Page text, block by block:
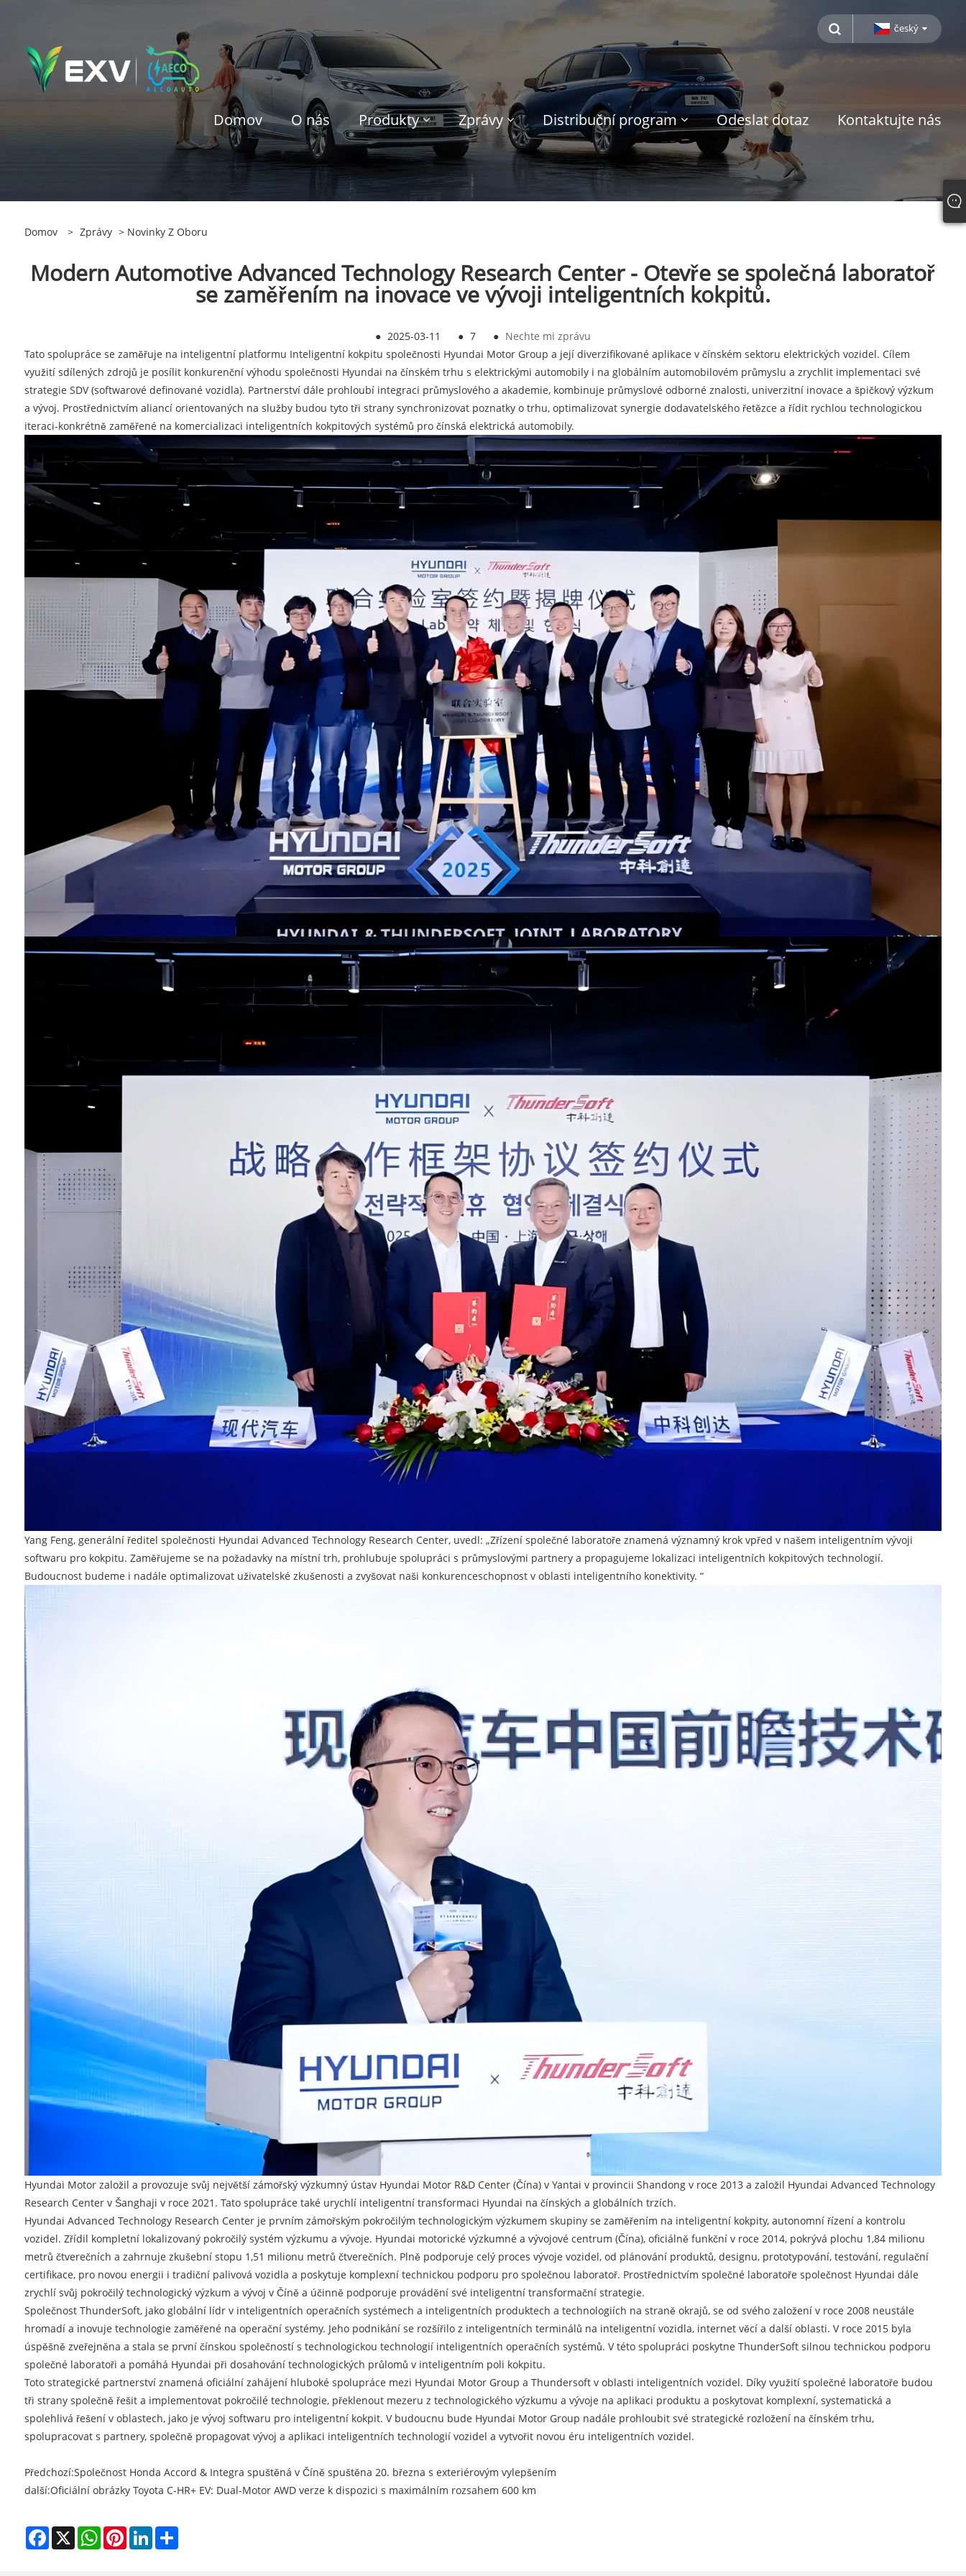
český
Domov O nás Produkty Zprávy Distribuční program Odeslat dotaz Kontaktujte nás
Domov > Zprávy > Novinky Z Oboru
Modern Automotive Advanced Technology Research Center - Otevře se společná laboratoř
se zaměřením na inovace ve vývoji inteligentních kokpitů.
● 2025-03-11 ● 7 ● Nechte mi zprávu
Tato spolupráce se zaměřuje na inteligentní platformu Inteligentní kokpitu společnosti Hyundai Motor Group a její diverzifikované aplikace v čínském sektoru elektrických vozidel. Cílem
využití sdílených zdrojů je posílit konkurenční výhodu společnosti Hyundai na čínském trhu s elektrickými automobily i na globálním automobilovém průmyslu a zrychlit implementaci své
strategie SDV (softwarové definované vozidla). Partnerství dále prohloubí integraci průmyslového a akademie, kombinuje průmyslové odborné znalosti, univerzitní inovace a špičkový výzkum
a vývoj. Prostřednictvím aliancí orientovaných na služby budou tyto tři strany synchronizovat poznatky o trhu, optimalizovat synergie dodavatelského řetězce a řídit rychlou technologickou
iteraci-konkrétně zaměřené na komercializaci inteligentních kokpitových systémů pro čínská elektrická automobily.
Yang Feng, generální ředitel společnosti Hyundai Advanced Technology Research Center, uvedl: „Zřízení společné laboratoře znamená významný krok vpřed v našem inteligentním vývoji
softwaru pro kokpitu. Zaměřujeme se na požadavky na místní trh, prohlubuje spolupráci s průmyslovými partnery a propagujeme lokalizaci inteligentních kokpitových technologií.
Budoucnost budeme i nadále optimalizovat uživatelské zkušenosti a zvyšovat naši konkurenceschopnost v oblasti inteligentního konektivity. “
Hyundai Motor založil a provozuje svůj největší zámořský výzkumný ústav Hyundai Motor R&D Center (Čína) v Yantai v provincii Shandong v roce 2013 a založil Hyundai Advanced Technology
Research Center v Šanghaji v roce 2021. Tato spolupráce také urychlí inteligentní transformaci Hyundai na čínských a globálních trzích.
Hyundai Advanced Technology Research Center je prvním zámořským pokročilým technologickým výzkumem skupiny se zaměřením na inteligentní kokpity, autonomní řízení a kontrolu
vozidel. Zřídil kompletní lokalizovaný pokročilý systém výzkumu a vývoje. Hyundai motorické výzkumné a vývojové centrum (Čína), oficiálně funkční v roce 2014, pokrývá plochu 1,84 milionu
metrů čtverečních a zahrnuje zkušební stopu 1,51 milionu metrů čtverečních. Plně podporuje celý proces vývoje vozidel, od plánování produktů, designu, prototypování, testování, regulační
certifikace, pro novou energii i tradiční palivová vozidla a poskytuje komplexní technickou podporu pro společnou laboratoř. Prostřednictvím společné laboratoře společnost Hyundai dále
zrychlí svůj pokročilý technologický výzkum a vývoj v Číně a účinně podporuje provádění své inteligentní transformační strategie.
Společnost ThunderSoft, jako globální lídr v inteligentních operačních systémech a inteligentních produktech a technologiích na straně okrajů, se od svého založení v roce 2008 neustále
hromadí a inovuje technologie zaměřené na operační systémy. Jeho podnikání se rozšířilo z inteligentních terminálů na inteligentní vozidla, internet věcí a další oblasti. V roce 2015 byla
úspěšně zveřejněna a stala se první čínskou společností s technologickou technologií inteligentních operačních systémů. V této spolupráci poskytne ThunderSoft silnou technickou podporu
společné laboratoři a pomáhá Hyundai při dosahování technologických průlomů v inteligentním poli kokpitu.
Toto strategické partnerství znamená oficiální zahájení hluboké spolupráce mezi Hyundai Motor Group a Thundersoft v oblasti inteligentních vozidel. Díky využití společné laboratoře budou
tři strany společně řešit a implementovat pokročilé technologie, překlenout mezeru z technologického výzkumu a vývoje na aplikaci produktu a poskytovat komplexní, systematická a
spolehlivá řešení v oblastech, jako je vývoj softwaru pro inteligentní kokpit. V budoucnu bude Hyundai Motor Group nadále prohloubit své strategické rozložení na čínském trhu,
spolupracovat s partnery, společně propagovat vývoj a aplikaci inteligentních technologií vozidel a vytvořit novou éru inteligentních vozidel.
Předchozí:Společnost Honda Accord & Integra spuštěná v Číně spuštěna 20. března s exteriérovým vylepšením
další:Oficiální obrázky Toyota C-HR+ EV: Dual-Motor AWD verze k dispozici s maximálním rozsahem 600 km
Facebook
X WhatsAppPinterestLinkedInShare